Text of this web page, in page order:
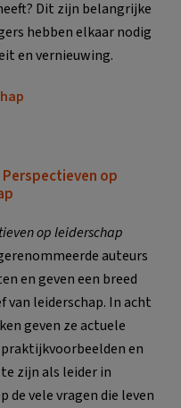
Dit zijn belangrijke
hebben elkaar nodig
en vernieuwing.
op
op leiderschap
auteurs
en geven een breed
van leiderschap. In acht
geven ze actuele
en
zijn als leider in
vele vragen die leven